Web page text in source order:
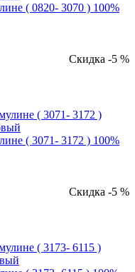
( 0820- 3070 ) 100%
Скидка -5 %
( 3071- 3172 ) 100%
Скидка -5 %